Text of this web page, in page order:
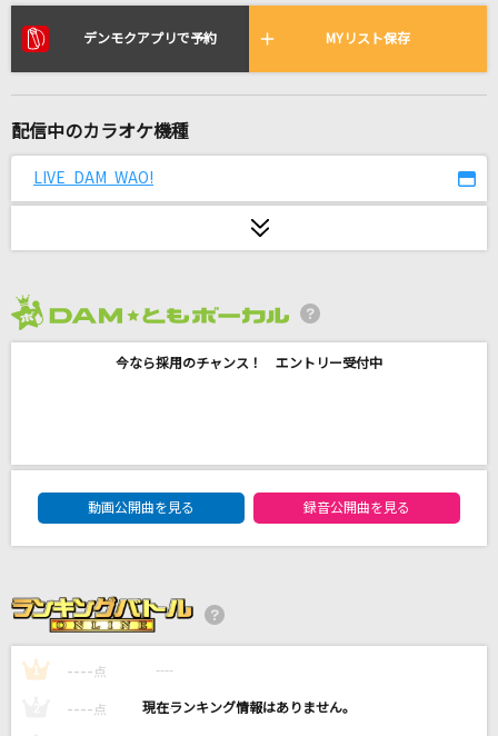
リアルタイムで歌われている曲の一覧
[生音]巡恋歌
Unstoppable [アンストッパブル]
ル・イズ・ゴーン]
[生音]悪魔の子
デンモクアプリで予約 MYリスト保存
配信中のカラオケ機種
LIVE DAM WAO!
今なら採用のチャンス！ エントリー受付中
DAM★ともボーカルエントリーランキング
動画公開曲を見る
録音公開曲を見る
1 ---- 点 ----
---- 点 ----